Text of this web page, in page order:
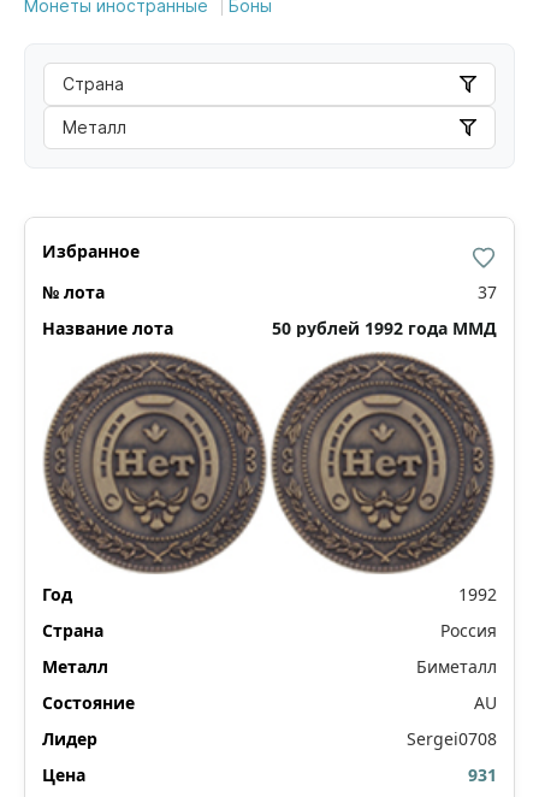
Монеты иностранные
Боны
Страна
Металл
37
50 рублей 1992 года ММД
1992
Россия
Биметалл
AU
Sergei0708
931